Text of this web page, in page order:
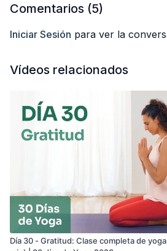
están por venir.
Frase de hoy: "Al inhalar sonrío, al
habitando el presente, maravillado en
Comentarios (5)
Iniciar Sesión para ver la
Vídeos relacionados
Día 30 - Gratitud: Clase completa de yoga